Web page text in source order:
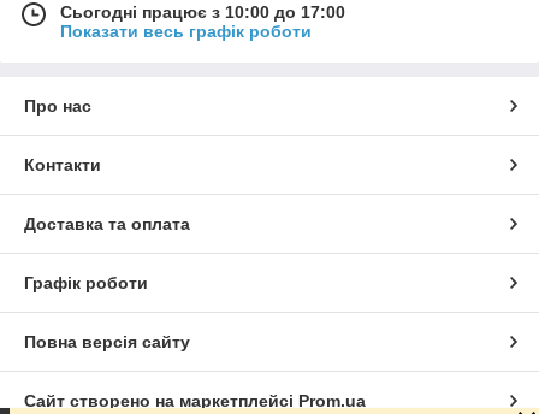
Сьогодні працює з 10:00 до 17:00
Показати весь графік роботи
Про нас
Контакти
Доставка та оплата
Графік роботи
Повна версія сайту
Сайт створено на маркетплейсі Prom.ua